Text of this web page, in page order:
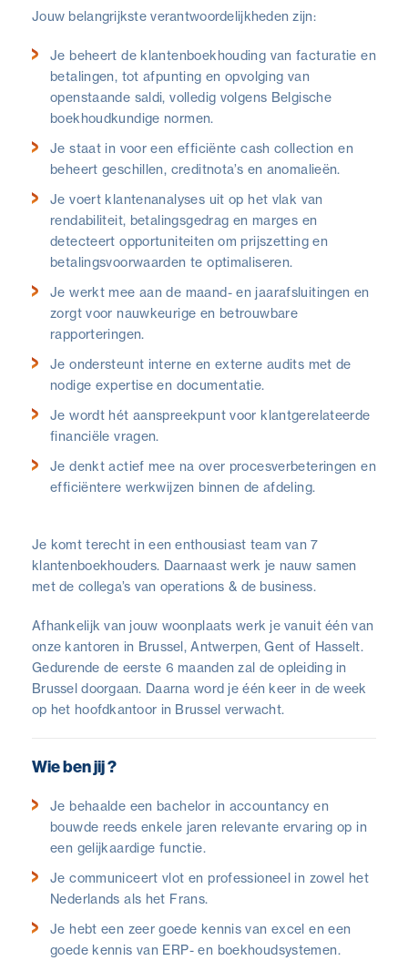
Jouw belangrijkste verantwoordelijkheden zijn:
Je beheert de klantenboekhouding van facturatie en
betalingen, tot afpunting en opvolging van
openstaande saldi, volledig volgens Belgische
boekhoudkundige normen.
Je staat in voor een efficiënte cash collection en
beheert geschillen, creditnota’s en anomalieën.
Je voert klantenanalyses uit op het vlak van
rendabiliteit, betalingsgedrag en marges en
detecteert opportuniteiten om prijszetting en
betalingsvoorwaarden te optimaliseren.
Je werkt mee aan de maand- en jaarafsluitingen en
zorgt voor nauwkeurige en betrouwbare
rapporteringen.
Je ondersteunt interne en externe audits met de
nodige expertise en documentatie.
Je wordt hét aanspreekpunt voor klantgerelateerde
financiële vragen.
Je denkt actief mee na over procesverbeteringen en
efficiëntere werkwijzen binnen de afdeling.
Je komt terecht in een enthousiast team van 7
klantenboekhouders. Daarnaast werk je nauw samen
met de collega’s van operations & de business.
Afhankelijk van jouw woonplaats werk je vanuit één van
onze kantoren in Brussel, Antwerpen, Gent of Hasselt.
Gedurende de eerste 6 maanden zal de opleiding in
Brussel doorgaan. Daarna word je één keer in de week
op het hoofdkantoor in Brussel verwacht.
Wie ben jij ?
Je behaalde een bachelor in accountancy en
bouwde reeds enkele jaren relevante ervaring op in
een gelijkaardige functie.
Je communiceert vlot en professioneel in zowel het
Nederlands als het Frans.
Je hebt een zeer goede kennis van excel en een
goede kennis van ERP- en boekhoudsystemen.